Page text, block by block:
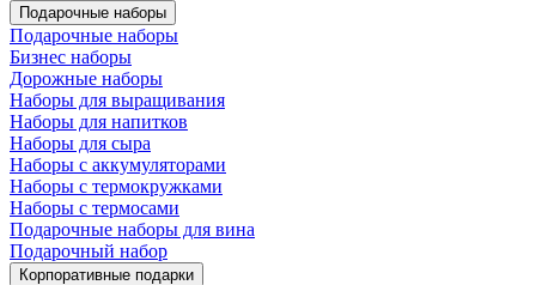
Подарочные наборы
Подарочные наборы
Бизнес наборы
Дорожные наборы
Наборы для выращивания
Наборы для напитков
Наборы для сыра
Наборы с аккумуляторами
Наборы с термокружками
Наборы с термосами
Подарочные наборы для вина
Подарочный набор
Корпоративные подарки